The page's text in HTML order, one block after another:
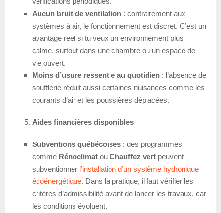
Aucun bruit de ventilation : contrairement aux
systèmes à air, le fonctionnement est discret. C’est un
avantage réel si tu veux un environnement plus
calme, surtout dans une chambre ou un espace de
vie ouvert.
Moins d’usure ressentie au quotidien : l’absence de
soufflerie réduit aussi certaines nuisances comme les
courants d’air et les poussières déplacées.
Aides financières disponibles
Subventions québécoises : des programmes
comme Rénoclimat ou Chauffez vert peuvent
subventionner l’installation d’un système hydronique
écoénergétique. Dans la pratique, il faut vérifier les
critères d’admissibilité avant de lancer les travaux, car
les conditions évoluent.